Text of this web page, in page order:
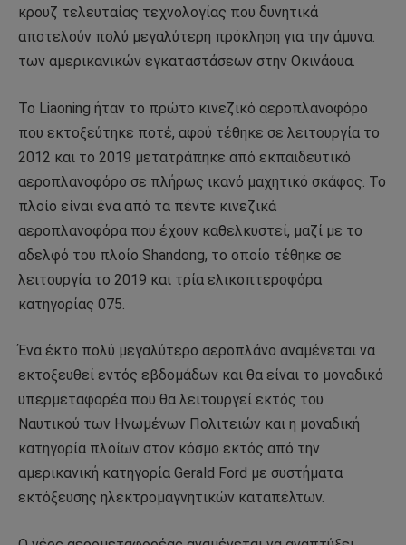
κρουζ τελευταίας τεχνολογίας που δυνητικά
αποτελούν πολύ μεγαλύτερη πρόκληση για την άμυνα.
των αμερικανικών εγκαταστάσεων στην Οκινάουα.
Το Liaoning ήταν το πρώτο κινεζικό αεροπλανοφόρο
που εκτοξεύτηκε ποτέ, αφού τέθηκε σε λειτουργία το
2012 και το 2019 μετατράπηκε από εκπαιδευτικό
αεροπλανοφόρο σε πλήρως ικανό μαχητικό σκάφος. Το
πλοίο είναι ένα από τα πέντε κινεζικά
αεροπλανοφόρα που έχουν καθελκυστεί, μαζί με το
αδελφό του πλοίο Shandong, το οποίο τέθηκε σε
λειτουργία το 2019 και τρία ελικοπτεροφόρα
κατηγορίας 075.
Ένα έκτο πολύ μεγαλύτερο αεροπλάνο αναμένεται να
εκτοξευθεί εντός εβδομάδων και θα είναι το μοναδικό
υπερμεταφορέα που θα λειτουργεί εκτός του
Ναυτικού των Ηνωμένων Πολιτειών και η μοναδική
κατηγορία πλοίων στον κόσμο εκτός από την
αμερικανική κατηγορία Gerald Ford με συστήματα
εκτόξευσης ηλεκτρομαγνητικών καταπέλτων.